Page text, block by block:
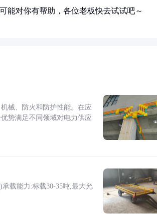
能对你有帮助，各位老板快去试试吧～
械、防火和防护性能。在应
势满足不同领域对电力供应
承载能力:标载30-35吨,最大允